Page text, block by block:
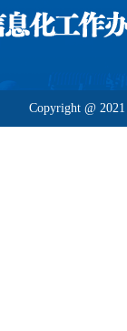
Copyright @